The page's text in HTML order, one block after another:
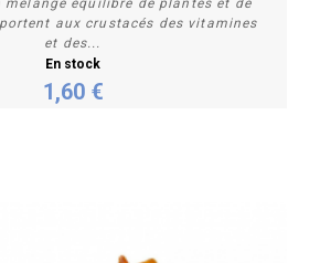
Personnaliser
aux crustacés des vitamines
et des...
En stock
1,60 €